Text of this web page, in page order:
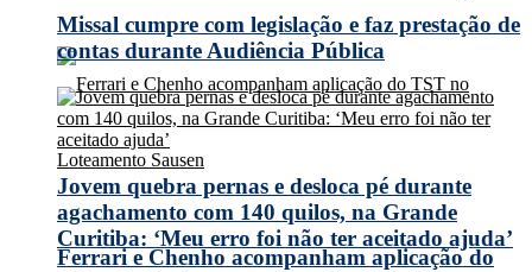
Ferrari e Chenho acompanham aplicação do
Missal cumpre com legislação e faz prestação de
contas durante Audiência Pública
Jovem quebra pernas e desloca pé durante
agachamento com 140 quilos, na Grande
Curitiba: ‘Meu erro foi não ter aceitado ajuda’